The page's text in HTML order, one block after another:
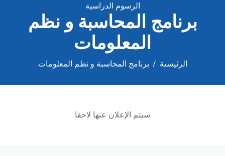
الرسوم الدراسية
برنامج المحاسبة و نظم
المعلومات
الرئيسية / برنامج المحاسبة و نظم المعلومات
سيتم الإعلان عنها لاحقا